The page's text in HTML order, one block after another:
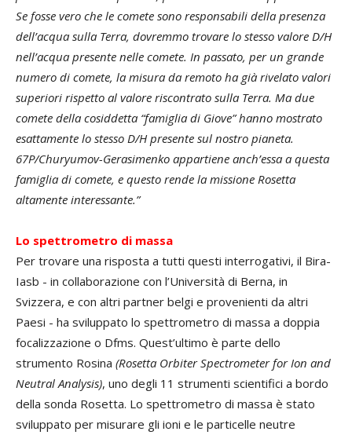
Se fosse vero che le comete sono responsabili della presenza
dell’acqua sulla Terra, dovremmo trovare lo stesso valore D/H
nell’acqua presente nelle comete. In passato, per un grande
numero di comete, la misura da remoto ha già rivelato valori
superiori rispetto al valore riscontrato sulla Terra. Ma due
comete della cosiddetta “famiglia di Giove” hanno mostrato
esattamente lo stesso D/H presente sul nostro pianeta.
67P/Churyumov-Gerasimenko appartiene anch’essa a questa
famiglia di comete, e questo rende la missione Rosetta
altamente interessante.”
Lo spettrometro di massa
Per trovare una risposta a tutti questi interrogativi, il Bira-
Iasb - in collaborazione con l’Università di Berna, in
Svizzera, e con altri partner belgi e provenienti da altri
Paesi - ha sviluppato lo spettrometro di massa a doppia
focalizzazione o Dfms. Quest’ultimo è parte dello
strumento Rosina (Rosetta Orbiter Spectrometer for Ion and
Neutral Analysis), uno degli 11 strumenti scientifici a bordo
della sonda Rosetta. Lo spettrometro di massa è stato
sviluppato per misurare gli ioni e le particelle neutre